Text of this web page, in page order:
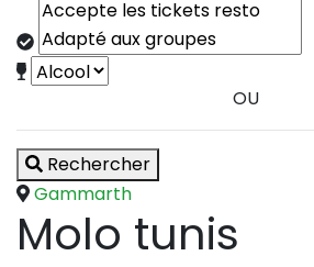
OU
Rechercher
Gammarth
Molo tunis